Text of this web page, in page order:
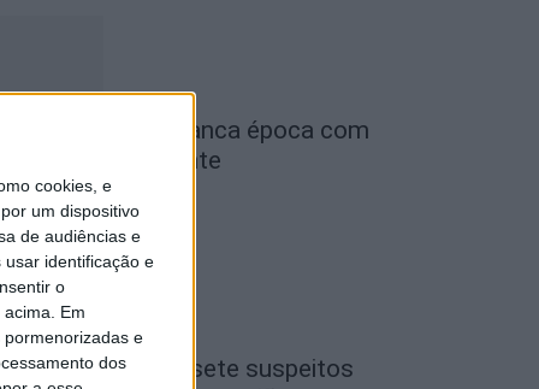
cookies, e
um dispositivo
de audiências e
identificação e
o
Em
e
dos
2: Tondela arranca época com
ao Amarante
Agosto, 2026
GNR detém sete suspeitos